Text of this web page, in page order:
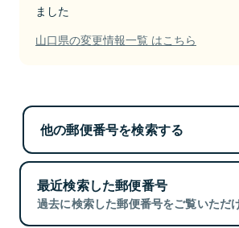
ました
山口県の変更情報一覧 はこちら
他の郵便番号を検索する
最近検索した郵便番号
過去に検索した郵便番号をご覧いただ